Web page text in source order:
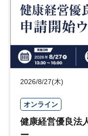
2026/8/27(木)
オンライン
健康経営優良法